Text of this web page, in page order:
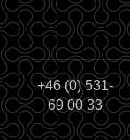
+46 (0) 531-
69 00 33